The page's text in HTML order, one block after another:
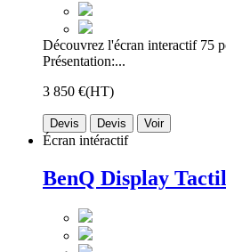
Découvrez l'écran interactif 75
Présentation:...
3 850 €(HT)
Devis Devis Voir
Écran intéractif
BenQ Display